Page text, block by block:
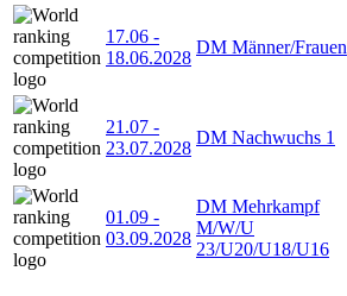
17.06 -
18.06.2028
DM Männer/Frauen
21.07 -
23.07.2028
DM Nachwuchs 1
01.09 -
03.09.2028
DM Mehrkampf
M/W/U
23/U20/U18/U16